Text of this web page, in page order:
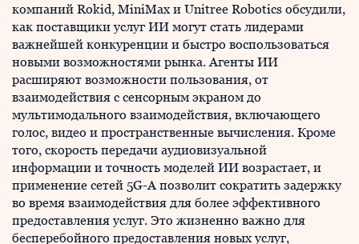
компаний Rokid, MiniMax и Unitree Robotics обсудили,
как поставщики услуг ИИ могут стать лидерами
важнейшей конкуренции и быстро воспользоваться
новыми возможностями рынка. Агенты ИИ
расширяют возможности пользования, от
взаимодействия с сенсорным экраном до
мультимодального взаимодействия, включающего
голос, видео и пространственные вычисления. Кроме
того, скорость передачи аудиовизуальной
информации и точность моделей ИИ возрастает, и
применение сетей 5G-A позволит сократить задержку
во время взаимодействия для более эффективного
предоставления услуг. Это жизненно важно для
бесперебойного предоставления новых услуг,